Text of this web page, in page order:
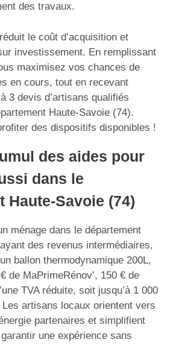
des travaux.
le coût d’acquisition et
investissement. En remplissant
maximisez vos chances de
en cours, tout en recevant
3 devis d’artisans qualifiés
Haute-Savoie (74).
des dispositifs disponibles !
des aides pour
dans le
Haute-Savoie (74)
ménage dans le département
des revenus intermédiaires,
ballon thermodynamique 200L,
de MaPrimeRénov’, 150 € de
TVA réduite, soit jusqu’à 1 000
Les artisans locaux orientent vers
partenaires et simplifient
une expérience sans